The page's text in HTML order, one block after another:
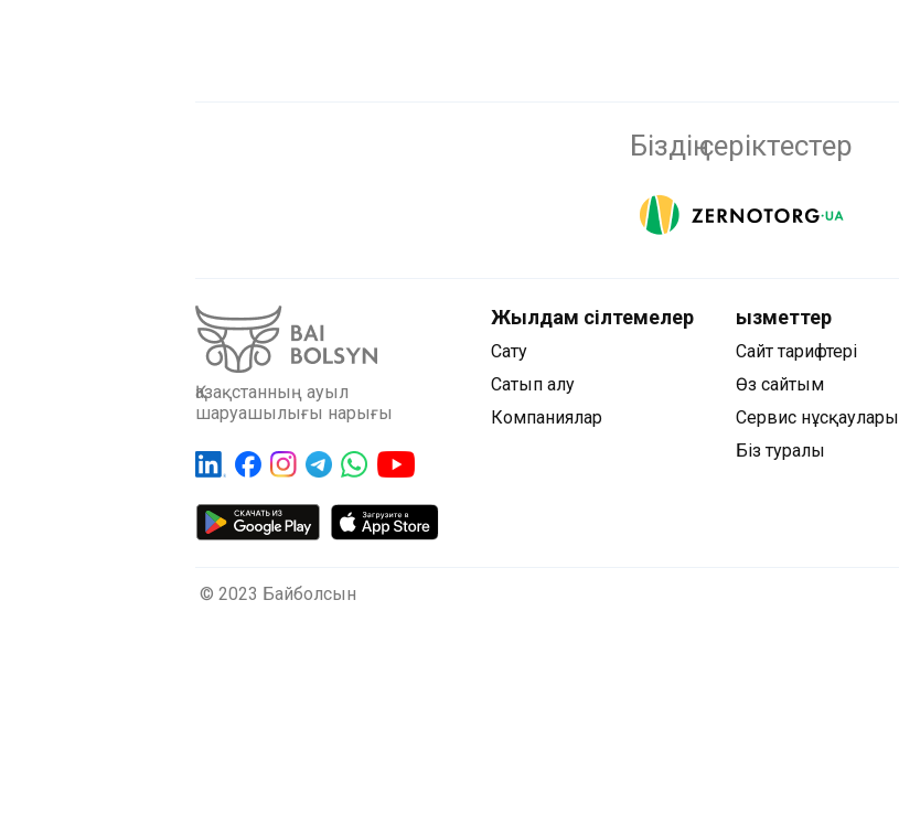
Біздің серіктестер
Қазақстанның ауыл
шаруашылығы нарығы
Жылдам сілтемелер
Сату
Сатып алу
Компаниялар
Қызметтер
Сайт тарифтері
Өз сайтым
Сервис нұсқаулары
Біз туралы
© 2023 Байболсын